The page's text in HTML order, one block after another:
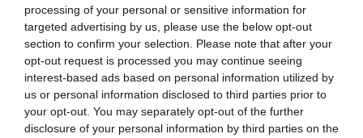
processing of your personal or sensitive information for
targeted advertising by us, please use the below opt-out
section to confirm your selection. Please note that after your
opt-out request is processed you may continue seeing
interest-based ads based on personal information utilized by
us or personal information disclosed to third parties prior to
your opt-out. You may separately opt-out of the further
disclosure of your personal information by third parties on the